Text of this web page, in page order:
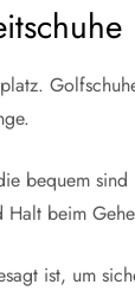
bequem
beim
ist, um